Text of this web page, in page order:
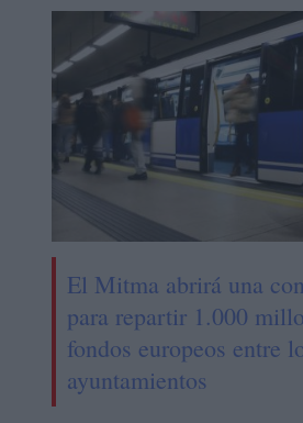
El Mitma abrirá una
para repartir 1.000
fondos europeos entre
ayuntamientos